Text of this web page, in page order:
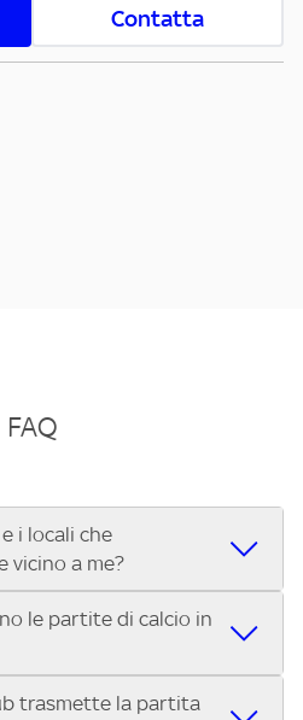
Contatta
FAQ
i locali che
a me?
o locale vicino a te per
la Serie C Sky Wifi, la
UEFA Europa League, la UEFA
la Formula 1®, la MotoGP™ e
le partite di calcio in
o ristoranti mostrano le partite
trasmette la partita